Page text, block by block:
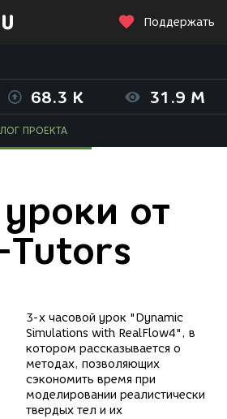
Поддержать
68.3 K 31.9 M
ПРОЕКТА
от
3-х часовой урок "Dynamic
Simulations with RealFlow4", в
котором рассказывается о
методах, позволяющих
сэкономить время при
моделировании реалистически
твердых тел и их